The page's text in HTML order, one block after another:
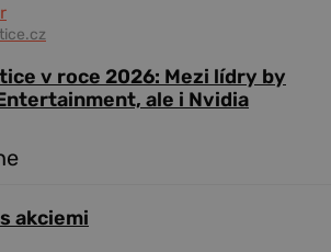
v roce 2026: Mezi lídry by
ale i Nvidia
akciemi